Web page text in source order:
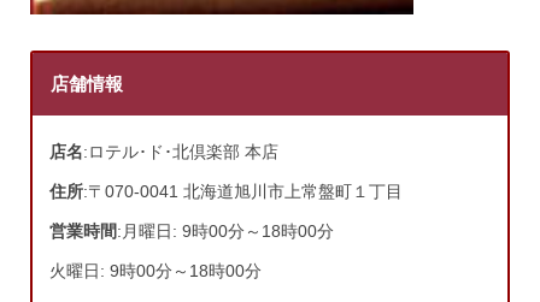
店舗情報
店名:ロテル･ド･北倶楽部 本店
住所:〒070-0041 北海道旭川市上常盤町１丁目
営業時間:月曜日: 9時00分～18時00分
火曜日: 9時00分～18時00分